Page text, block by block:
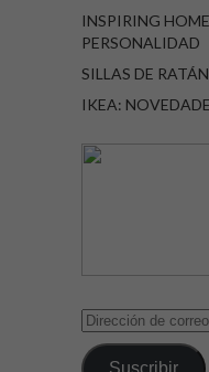
INSPIRING
PERSONALIDAD
SILLAS DE
IKEA:
Dirección
correo